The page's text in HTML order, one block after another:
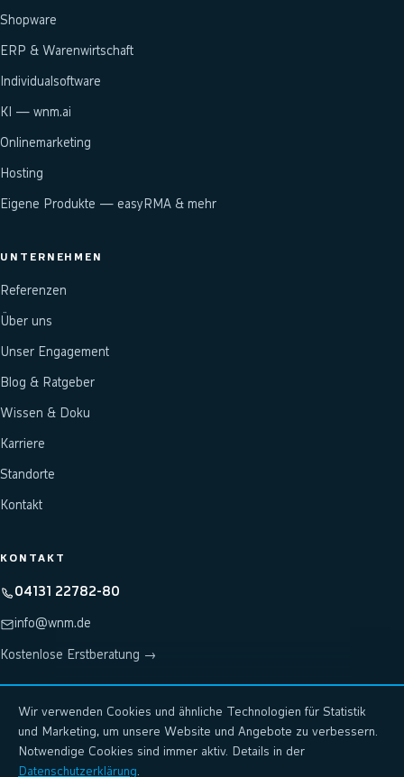
Shopware
ERP & Warenwirtschaft
Individualsoftware
KI — wnm.ai
Onlinemarketing
Hosting
Eigene Produkte — easyRMA & mehr
UNTERNEHMEN
Referenzen
Über uns
Unser Engagement
Blog & Ratgeber
Wissen & Doku
Karriere
Standorte
Kontakt
KONTAKT
04131 22782-80
info@wnm.de
Kostenlose Erstberatung →
Hosting & Rechenzentrum: wnm-systems.de ↗
KI-Plattform: wnm.ai
Wir verwenden Cookies und ähnliche Technologien für Statistik
und Marketing, um unsere Website und Angebote zu verbessern.
Notwendige Cookies sind immer aktiv. Details in der
Datenschutzerklärung.